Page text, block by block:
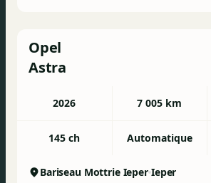
Opel
Astra
2026 7 005 km
145 ch Automatique
Bariseau Mottrie Ieper Ieper